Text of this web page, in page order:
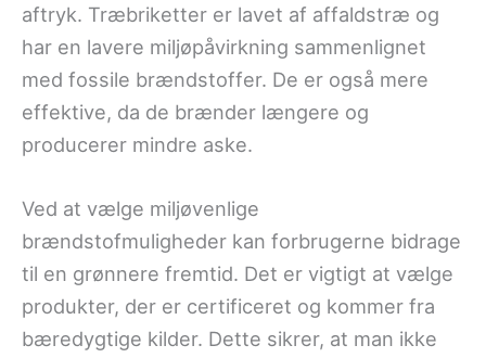
aftryk. Træbriketter er lavet af affaldstræ og
har en lavere miljøpåvirkning sammenlignet
med fossile brændstoffer. De er også mere
effektive, da de brænder længere og
producerer mindre aske.
Ved at vælge miljøvenlige
brændstofmuligheder kan forbrugerne bidrage
til en grønnere fremtid. Det er vigtigt at vælge
produkter, der er certificeret og kommer fra
bæredygtige kilder. Dette sikrer, at man ikke